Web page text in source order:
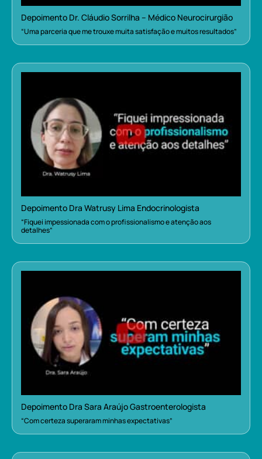
Depoimento Dr. Cláudio Sorrilha – Médico Neurocirurgião
“Uma parceria que me trouxe muita satisfação e muitos resultados”
Depoimento Dra Watrusy Lima Endocrinologista
“Fiquei impessionada com o profissionalismo e atenção aos
detalhes”
Depoimento Dra Sara Araújo Gastroenterologista
“Com certeza superaram minhas expectativas”